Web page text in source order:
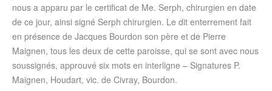
nous a apparu par le certificat de Me. Serph, chirurgien en date
de ce jour, ainsi signé Serph chirurgien. Le dit enterrement fait
en présence de Jacques Bourdon son père et de Pierre
Maignen, tous les deux de cette paroisse, qui se sont avec nous
soussignés, approuvé six mots en interligne – Signatures P.
Maignen, Houdart, vic. de Civray, Bourdon.